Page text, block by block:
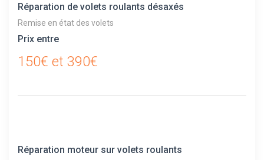
Réparation de volets roulants désaxés
Remise en état des volets
Prix entre
150€ et 390€
Réparation moteur sur volets roulants